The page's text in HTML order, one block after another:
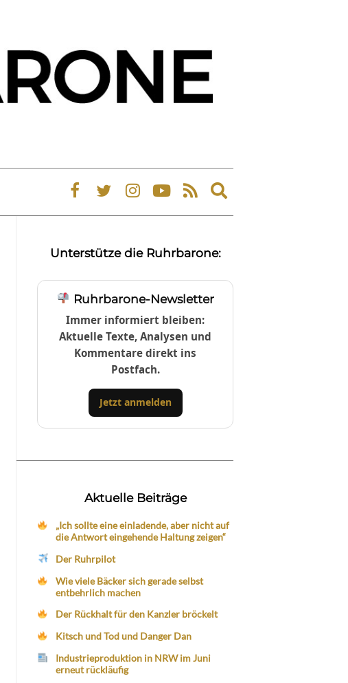
Expand
search
Unterstütze die Ruhrbarone:
Ruhrbarone-Newsletter
Immer informiert bleiben:
Aktuelle Texte, Analysen und
Kommentare direkt ins
Postfach.
Jetzt anmelden
Aktuelle Beiträge
„Ich sollte eine einladende, aber nicht auf
die Antwort eingehende Haltung zeigen“
Der Ruhrpilot
Wie viele Bäcker sich gerade selbst
entbehrlich machen
Der Rückhalt für den Kanzler bröckelt
Kitsch und Tod und Danger Dan
Industrieproduktion in NRW im Juni
erneut rückläufig